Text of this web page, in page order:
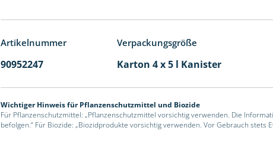
Artikelnummer Verpackungsgröße
90952247 Karton 4 x 5 l Kanister
Wichtiger Hinweis für Pflanzenschutzmittel und Biozide
Für Pflanzenschutzmittel: „Pflanzenschutzmittel vorsichtig verwenden. Die
befolgen.“ Für Biozide: „Biozidprodukte vorsichtig verwenden. Vor Gebrauch stets